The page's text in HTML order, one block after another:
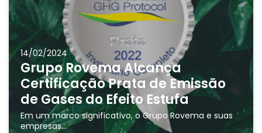
14/02/2024
Grupo Rovema Alcança
Certificação Prata de Emissão
de Gases do Efeito Estufa
Em um marco significativo, o Grupo Rovema e suas
empresas...